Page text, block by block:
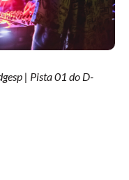
| Pista 01 do D-